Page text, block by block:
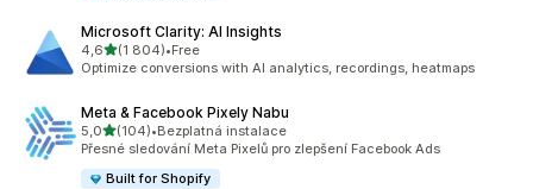
Microsoft Clarity: AI Insights
4,6z 5 hvězd
(1 804)
Celkový počet recenzí: 1804
•Free
Optimize conversions with AI analytics, recordings, heatmaps
Meta & Facebook Pixely Nabu
5,0z 5 hvězd
(104)
Celkový počet recenzí: 104
•Bezplatná instalace
Přesné sledování Meta Pixelů pro zlepšení Facebook Ads
Built for Shopify